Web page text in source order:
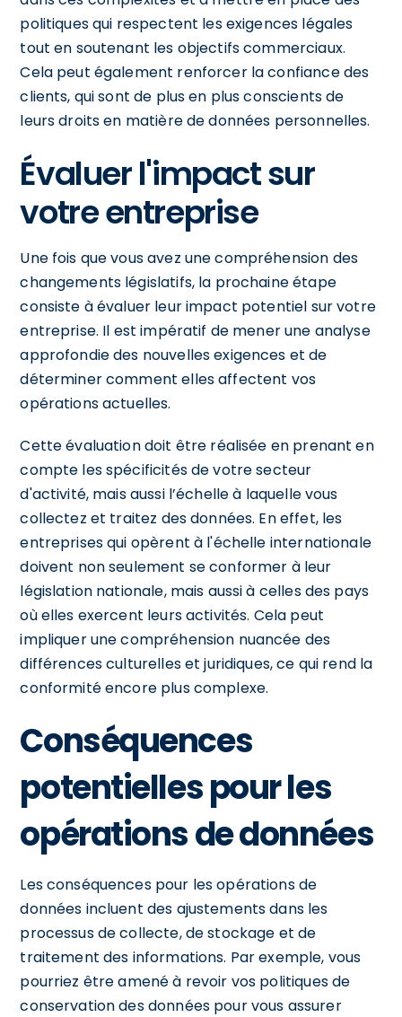
politiques qui respectent les exigences légales
tout en soutenant les objectifs commerciaux.
Cela peut également renforcer la confiance des
clients, qui sont de plus en plus conscients de
leurs droits en matière de données personnelles.
Évaluer l'impact sur
votre entreprise
Une fois que vous avez une compréhension des
changements législatifs, la prochaine étape
consiste à évaluer leur impact potentiel sur votre
entreprise. Il est impératif de mener une analyse
approfondie des nouvelles exigences et de
déterminer comment elles affectent vos
opérations actuelles.
Cette évaluation doit être réalisée en prenant en
compte les spécificités de votre secteur
d'activité, mais aussi l’échelle à laquelle vous
collectez et traitez des données. En effet, les
entreprises qui opèrent à l'échelle internationale
doivent non seulement se conformer à leur
législation nationale, mais aussi à celles des pays
où elles exercent leurs activités. Cela peut
impliquer une compréhension nuancée des
différences culturelles et juridiques, ce qui rend la
conformité encore plus complexe.
Conséquences
potentielles pour les
opérations de données
Les conséquences pour les opérations de
données incluent des ajustements dans les
processus de collecte, de stockage et de
traitement des informations. Par exemple, vous
pourriez être amené à revoir vos politiques de
conservation des données pour vous assurer